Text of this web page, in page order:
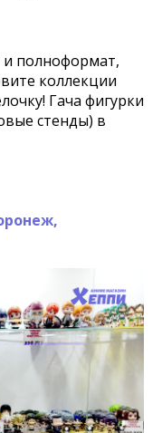
полноформат,
коллекции
Гача фигурки
стенды) в